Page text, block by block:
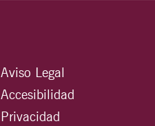
Aviso Legal
Accesibilidad
Privacidad